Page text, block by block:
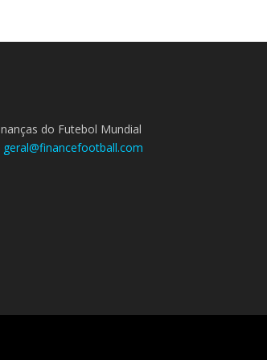
do Futebol Mundial
geral@financefootball.com